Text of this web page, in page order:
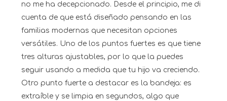
no me ha decepcionado. Desde el principio, me di
cuenta de que está diseñado pensando en las
familias modernas que necesitan opciones
versátiles. Uno de los puntos fuertes es que tiene
tres alturas ajustables, por lo que la puedes
seguir usando a medida que tu hijo va creciendo.
Otro punto fuerte a destacar es la bandeja: es
extraíble y se limpia en segundos, algo que